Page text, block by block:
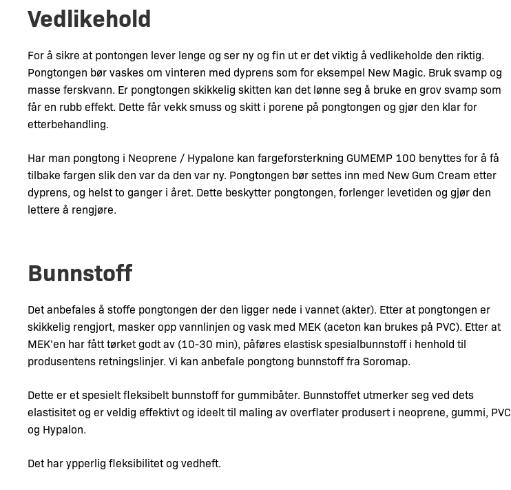
Vedlikehold
For å sikre at pontongen lever lenge og ser ny og fin ut er det viktig å vedlikeholde den riktig.
Pongtongen bør vaskes om vinteren med dyprens som for eksempel New Magic. Bruk svamp og
masse ferskvann. Er pongtongen skikkelig skitten kan det lønne seg å bruke en grov svamp som
får en rubb effekt. Dette får vekk smuss og skitt i porene på pongtongen og gjør den klar for
etterbehandling.
Har man pongtong i Neoprene / Hypalone kan fargeforsterkning GUMEMP 100 benyttes for å få
tilbake fargen slik den var da den var ny. Pongtongen bør settes inn med New Gum Cream etter
dyprens, og helst to ganger i året. Dette beskytter pongtongen, forlenger levetiden og gjør den
lettere å rengjøre.
Bunnstoff
Det anbefales å stoffe pongtongen der den ligger nede i vannet (akter). Etter at pongtongen er
skikkelig rengjort, masker opp vannlinjen og vask med MEK (aceton kan brukes på PVC). Etter at
MEK’en har fått tørket godt av (10-30 min), påføres elastisk spesialbunnstoff i henhold til
produsentens retningslinjer. Vi kan anbefale pongtong bunnstoff fra Soromap.
Dette er et spesielt fleksibelt bunnstoff for gummibåter. Bunnstoffet utmerker seg ved dets
elastisitet og er veldig effektivt og ideelt til maling av overflater produsert i neoprene, gummi, PVC
og Hypalon.
Det har ypperlig fleksibilitet og vedheft.